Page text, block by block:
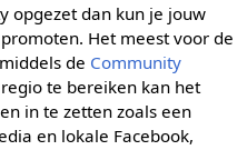
opgezet dan kun je jouw
Het meest voor de
de Community
te bereiken kan het
in te zetten zoals een
en lokale Facebook,